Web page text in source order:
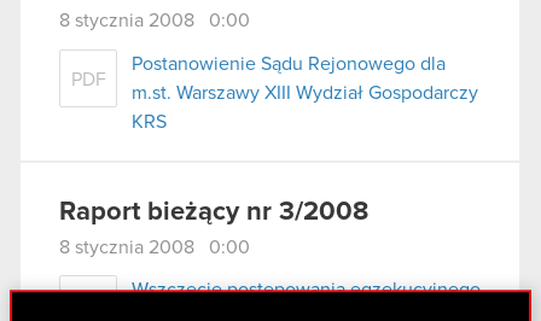
8 stycznia 2008 0:00
PDF
Postanowienie Sądu Rejonowego dla
m.st. Warszawy XIII Wydział Gospodarczy
KRS
Raport bieżący nr 3/2008
8 stycznia 2008 0:00
Wszczęcie postępowania egzekucyjnego